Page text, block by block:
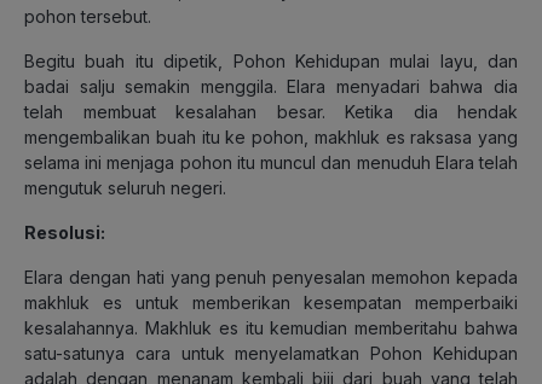
pohon tersebut.
Begitu buah itu dipetik, Pohon Kehidupan mulai layu, dan
badai salju semakin menggila. Elara menyadari bahwa dia
telah membuat kesalahan besar. Ketika dia hendak
mengembalikan buah itu ke pohon, makhluk es raksasa yang
selama ini menjaga pohon itu muncul dan menuduh Elara telah
mengutuk seluruh negeri.
Resolusi:
Elara dengan hati yang penuh penyesalan memohon kepada
makhluk es untuk memberikan kesempatan memperbaiki
kesalahannya. Makhluk es itu kemudian memberitahu bahwa
satu-satunya cara untuk menyelamatkan Pohon Kehidupan
adalah dengan menanam kembali biji dari buah yang telah